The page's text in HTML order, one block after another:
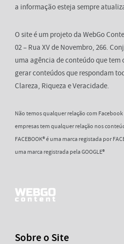
a informação esteja sempre
O site é um projeto da WebGo
02 – Rua XV de Novembro, 266.
uma agência de conteúdo que
gerar conteúdos que respondam
Clareza, Riqueza e Veracidade.
Não temos qualquer relação com
empresas tem qualquer relação nos
FACEBOOK® é uma marca registada por
uma marca registrada pela GOOGLE®
Sobre o Site